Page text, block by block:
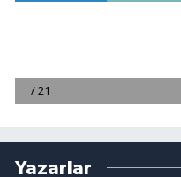
Yazarlar